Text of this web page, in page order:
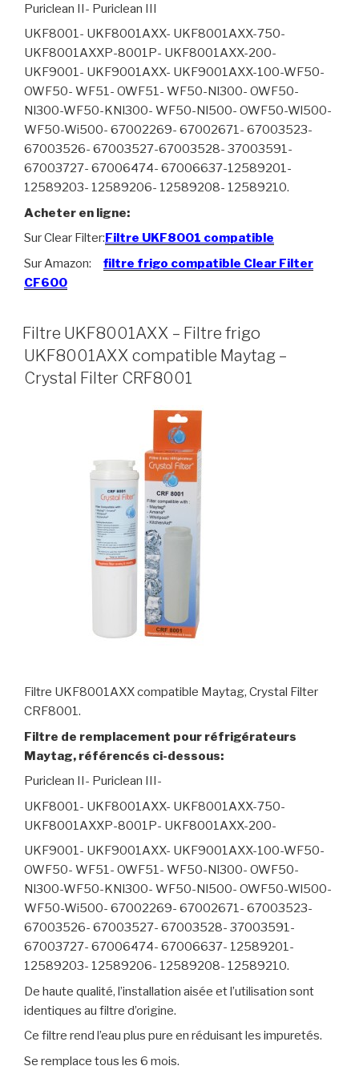
Puriclean II- Puriclean III
UKF8001- UKF8001AXX- UKF8001AXX-750-
UKF8001AXXP-8001P- UKF8001AXX-200-
UKF9001- UKF9001AXX- UKF9001AXX-100-WF50-
OWF50- WF51- OWF51- WF50-Nl300- OWF50-
Nl300-WF50-KNl300- WF50-Nl500- OWF50-Wl500-
WF50-Wi500- 67002269- 67002671- 67003523-
67003526- 67003527-67003528- 37003591-
67003727- 67006474- 67006637-12589201-
12589203- 12589206- 12589208- 12589210.
Acheter en ligne:
Sur Clear Filter:Filtre UKF8001 compatible
Sur Amazon: filtre frigo compatible Clear Filter
CF600
Filtre UKF8001AXX – Filtre frigo
UKF8001AXX compatible Maytag –
Crystal Filter CRF8001
Filtre UKF8001AXX compatible Maytag, Crystal Filter
CRF8001.
Filtre de remplacement pour réfrigérateurs
Maytag, référencés ci-dessous:
Puriclean II- Puriclean III-
UKF8001- UKF8001AXX- UKF8001AXX-750-
UKF8001AXXP-8001P- UKF8001AXX-200-
UKF9001- UKF9001AXX- UKF9001AXX-100-WF50-
OWF50- WF51- OWF51- WF50-Nl300- OWF50-
Nl300-WF50-KNl300- WF50-Nl500- OWF50-Wl500-
WF50-Wi500- 67002269- 67002671- 67003523-
67003526- 67003527- 67003528- 37003591-
67003727- 67006474- 67006637- 12589201-
12589203- 12589206- 12589208- 12589210.
De haute qualité, l’installation aisée et l’utilisation sont
identiques au filtre d’origine.
Ce filtre rend l’eau plus pure en réduisant les impuretés.
Se remplace tous les 6 mois.